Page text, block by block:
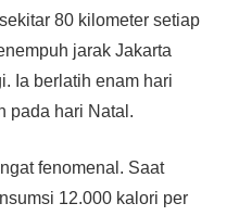
80 kilometer setiap
jarak Jakarta
Ia berlatih enam hari
pada hari Natal.
fenomenal. Saat
12.000 kalori per